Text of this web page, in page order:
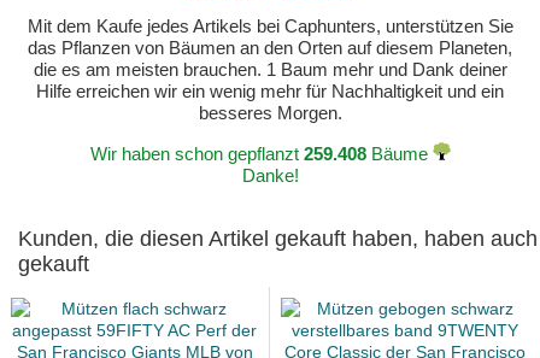
Mit dem Kaufe jedes Artikels bei Caphunters, unterstützen Sie
das Pflanzen von Bäumen an den Orten auf diesem Planeten,
die es am meisten brauchen. 1 Baum mehr und Dank deiner
Hilfe erreichen wir ein wenig mehr für Nachhaltigkeit und ein
besseres Morgen.
Wir haben schon gepflanzt 259.408Bäume
Danke!
Kunden, die diesen Artikel gekauft haben, haben auch
gekauft